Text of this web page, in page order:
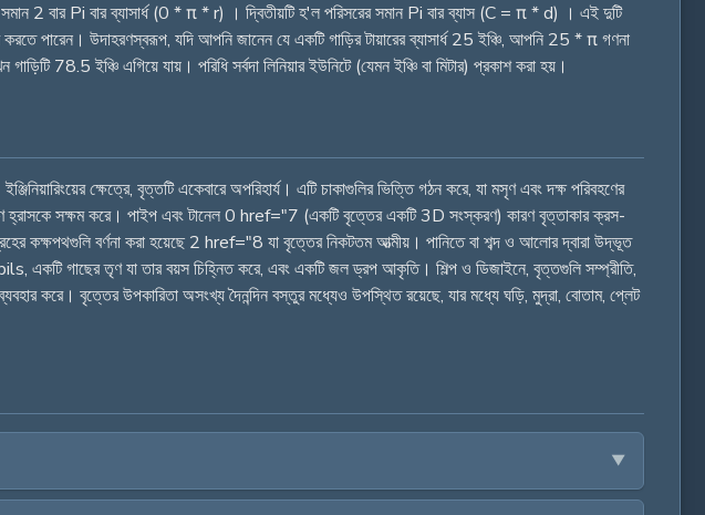
সমান 2 বার Pi বার ব্যাসার্ধ (0 * π * r) । দ্বিতীয়টি হ'ল পরিসরের সমান Pi বার ব্যাস (C = π * d) । এই দুটি
পারেন। উদাহরণস্বরূপ, যদি আপনি জানেন যে একটি গাড়ির টায়ারের ব্যাসার্ধ 25 ইঞ্চি, আপনি 25 * π গণনা
78.5 ইঞ্চি এগিয়ে যায়। পরিধি সর্বদা লিনিয়ার ইউনিটে (যেমন ইঞ্চি বা মিটার) প্রকাশ করা হয়।
ক্ষেত্রে, বৃত্তটি একেবারে অপরিহার্য। এটি চাকাগুলির ভিত্তি গঠন করে, যা মসৃণ এবং দক্ষ পরিবহণের
হ্রাসকে সক্ষম করে। পাইপ এবং টানেল 0 href="7 (একটি বৃত্তের একটি 3D সংস্করণ) কারণ বৃত্তাকার ক্রস-
কক্ষপথগুলি বর্ণনা করা হয়েছে 2 href="8 যা বৃত্তের নিকটতম আত্মীয়। পানিতে বা শব্দ ও আলোর দ্বারা উদ্ভূত
একটি গাছের তৃণ যা তার বয়স চিহ্নিত করে, এবং একটি জল ড্রপ আকৃতি। শিল্প ও ডিজাইনে, বৃত্তগুলি সম্প্রীতি,
করে। বৃত্তের উপকারিতা অসংখ্য দৈনন্দিন বস্তুর মধ্যেও উপস্থিত রয়েছে, যার মধ্যে ঘড়ি, মুদ্রা, বোতাম, প্লেট